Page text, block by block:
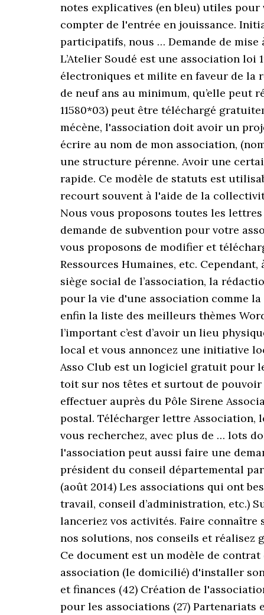
notes explicatives (en bleu) utiles
compter de l'entrée en jouissance.
participatifs, nous … Demande de
L’Atelier Soudé est une association loi
électroniques et milite en faveur de la
de neuf ans au minimum, qu’elle peut
11580*03) peut être téléchargé
mécène, l'association doit avoir un
écrire au nom de mon association,
une structure pérenne. Avoir une
rapide. Ce modèle de statuts est
recourt souvent à l'aide de la
Nous vous proposons toutes les
demande de subvention pour votre
vous proposons de modifier et
Ressources Humaines, etc.
siège social de l’association, la
pour la vie d'une association comme
enfin la liste des meilleurs thèmes
l’important c’est d’avoir un lieu
local et vous annoncez une initiative
Asso Club est un logiciel gratuit pour
toit sur nos têtes et surtout de pouvoir
effectuer auprès du Pôle Sirene
postal. Télécharger lettre Association,
vous recherchez, avec plus de … lots
l'association peut aussi faire une
président du conseil départemental
(août 2014) Les associations qui ont
travail, conseil d’administration, etc.)
lanceriez vos activités. Faire connaître
nos solutions, nos conseils et réalisez
Ce document est un modèle de
association (le domicilié) d'installer
et finances (42) Création de
pour les associations (27) Partenariats